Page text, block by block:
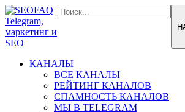
КАНАЛЫ
ВСЕ КАНАЛЫ
РЕЙТИНГ КАНАЛОВ
СПАМНОСТЬ КАНАЛОВ
МЫ В TELEGRAM